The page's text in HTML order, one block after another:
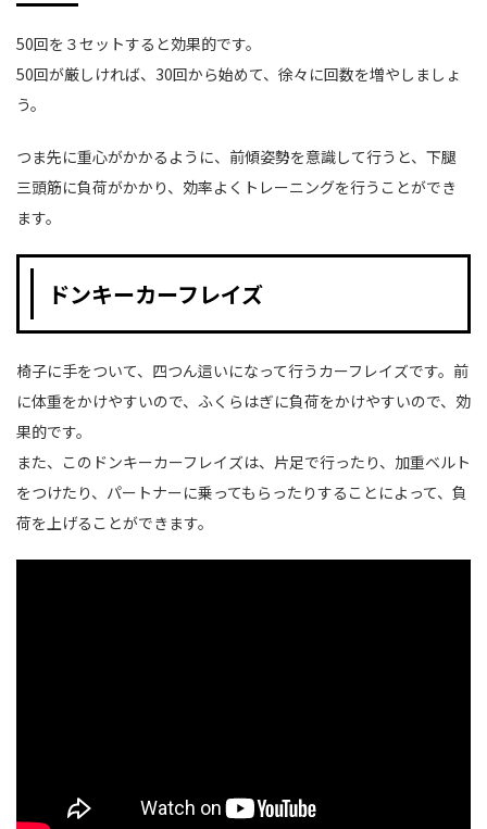
50回を３セットすると効果的です。
50回が厳しければ、30回から始めて、徐々に回数を増やしましょ
う。
つま先に重心がかかるように、前傾姿勢を意識して行うと、下腿
三頭筋に負荷がかかり、効率よくトレーニングを行うことができ
ます。
ドンキーカーフレイズ
椅子に手をついて、四つん這いになって行うカーフレイズです。前
に体重をかけやすいので、ふくらはぎに負荷をかけやすいので、効
果的です。
また、このドンキーカーフレイズは、片足で行ったり、加重ベルト
をつけたり、パートナーに乗ってもらったりすることによって、負
荷を上げることができます。